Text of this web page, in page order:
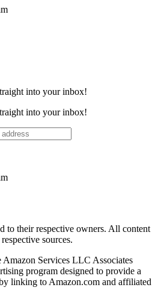
into your inbox!
into your inbox!
to their respective owners. All content
sources.
Amazon Services LLC Associates
program designed to provide a
linking to Amazon.com and affiliated